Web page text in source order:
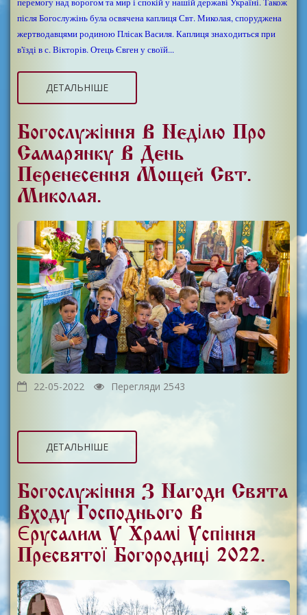
після Богослужінь була освячена каплиця Свт. Миколая, споруджена
жертводавцями родиною Плісак Василя. Каплиця знаходиться при
в'їзді в с. Вікторів. Отець Євген у своїй...
ДЕТАЛЬНІШЕ
Богослужіння В Неділю Про
Самарянку В День
Перенесення Мощей Свт.
Миколая.
22-05-2022 Перегляди 2543
ДЕТАЛЬНІШЕ
Богослужіння З Нагоди Свята
Входу Господнього В
Єрусалим У Храмі Успіння
Пресвятої Богородиці 2022.